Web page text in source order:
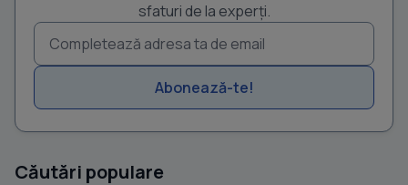
sfaturi de la experți.
Abonează-te!
Căutări populare